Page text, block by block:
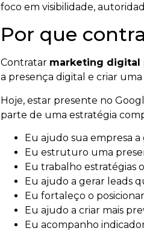
foco em visibilidade,
Por que
Contratar marketing digital
a presença digital e criar
Hoje, estar presente no
parte de uma estratégia
Eu ajudo sua empresa a
Eu estruturo uma
Eu trabalho estratégias
Eu ajudo a gerar leads
Eu fortaleço o
Eu ajudo a criar mais
Eu acompanho